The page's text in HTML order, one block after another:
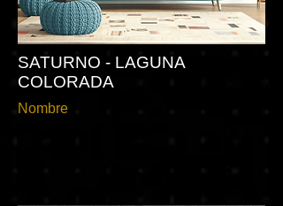
SATURNO - LAGUNA
COLORADA
Nombre